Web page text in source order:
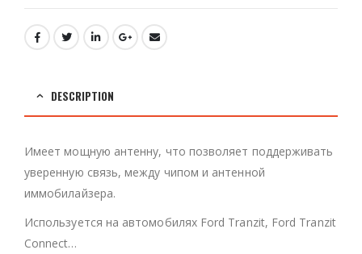
DESCRIPTION
Имеет мощную антенну, что позволяет поддерживать
уверенную связь, между чипом и антенной
иммобилайзера.
Используется на автомобилях Ford Tranzit, Ford Tranzit
Connect…